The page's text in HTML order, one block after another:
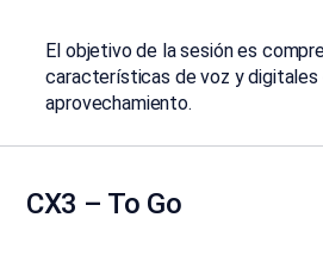
El objetivo de la sesión es
características de voz ydigitales
aprovechamiento.
CX3 – To Go